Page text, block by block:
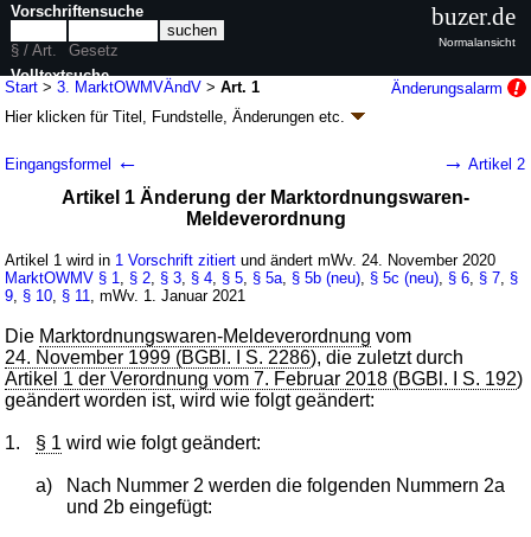
Start >3. MarktOWMVÄndV >Art. 1
Änderungsalarm
Hier klicken fürTitel, Fundstelle, Änderungen etc.
Marktordnungswaren-Meldeverordnung (3.
MarktOWMVÄndVk.a.Abk.)
abweichend sieheArtikel 2
2 Änderungen
| wird in 1 Vorschrift zitiert
Eingangsformel ← → Artikel 2
Artikel 1 Änderung der Marktordnungswaren-
Meldeverordnung
Artikel 1 wird in 1 Vorschrift zitiert und ändert mWv. 24. November 2020
MarktOWMV § 1 § 2 § 3 § 4 § 5 § 5a § 5b (neu) § 5c (neu) § 6 § 7 §
9 § 10 § 11 , mWv. 1. Januar 2021
Die Marktordnungswaren-Meldeverordnung vom
24. November 1999 (BGBl. I S. 2286), die zuletzt durch
Artikel 1 der Verordnung vom 7. Februar 2018 (BGBl. I S. 192)
geändert worden ist, wird wie folgt geändert:
1. § 1 wird wie folgt geändert:
a)
Nach Nummer 2 werden die folgenden Nummern 2a
und 2b eingefügt:
Vorschriftensuche
§ / Art.
Gesetz
Volltextsuche
nur in 3. MarktOWMVÄndV
buzer.de
Normalansicht